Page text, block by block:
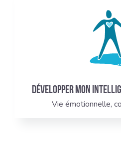
Développer mon
Vie émotionnelle,